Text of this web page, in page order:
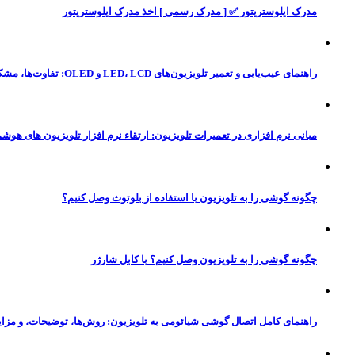
مدرک ایلوستریتور ✅ [ مدرک رسمی ] اخذ مدرک ایلوستریتور
راهنمای عیب‌یابی و تعمیر تلویزیون‌های LED، LCD و OLED: تفاوت‌ها، مشکلات رایج و راه‌حل‌
مبانی نرم‌ افزاری در تعمیرات تلویزیون: ارتقاء نرم‌ افزار تلویزیون‌ های
چگونه گوشی را به تلویزیون با استفاده از بلوتوث وصل کنیم؟
چگونه گوشی را به تلویزیون وصل کنیم؟ با کابل شارژر
راهنمای کامل اتصال گوشی شیائومی به تلویزیون: روش‌ها، توضیحات، و